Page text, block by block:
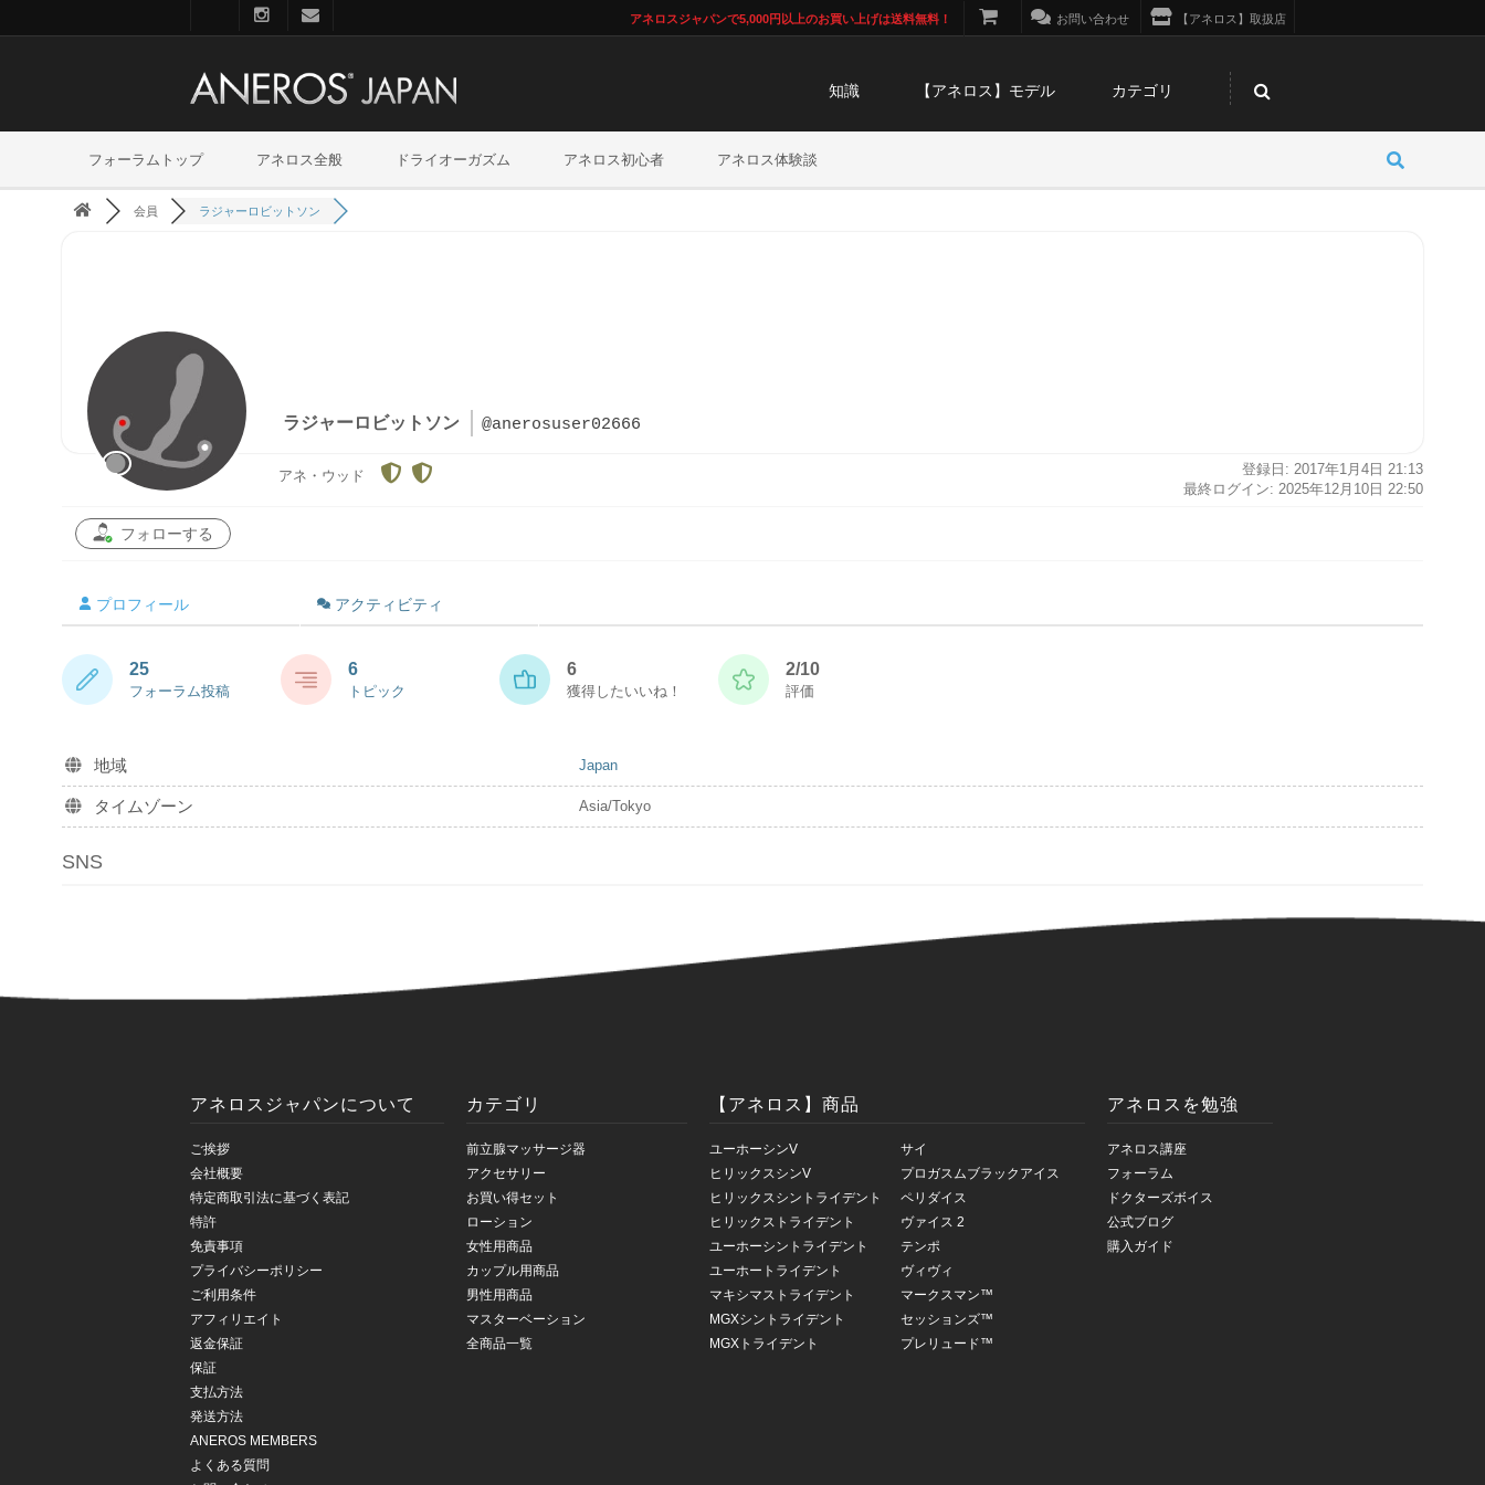
アネロスジャパンで5,000円以上のお買い上げは送料無料！ お問い合わせ 【アネロス】取扱店
知識 【アネロス】モデル カテゴリ
フォーラムトップ アネロス全般 ドライオーガズム アネロス初心者 アネロス体験談
会員 ラジャーロビットソン
ラジャーロビットソン @anerosuser02666
アネ・ウッド
登録日: 2017年1月4日 21:13
最終ログイン: 2025年12月10日 22:50
フォローする
プロフィール アクティビティ
25
フォーラム投稿
6
トピック
6
獲得したいいね！
2/10
評価
地域 Japan
タイムゾーン Asia/Tokyo
SNS
アネロスジャパンについて
ご挨拶
会社概要
特定商取引法に基づく表記
特許
免責事項
プライバシーポリシー
ご利用条件
アフィリエイト
返金保証
保証
支払方法
発送方法
ANEROS MEMBERS
よくある質問
カテゴリ
前立腺マッサージ器
アクセサリー
お買い得セット
ローション
女性用商品
カップル用商品
男性用商品
マスターベーション
全商品一覧
【アネロス】商品
ユーホーシンV
ヒリックスシンV
ヒリックスシントライデント
ヒリックストライデント
ユーホーシントライデント
ユーホートライデント
マキシマストライデント
MGXシントライデント
MGXトライデント
サイ
プロガスムブラックアイス
ペリダイス
ヴァイス 2
テンポ
ヴィヴィ
マークスマン™
セッションズ™
プレリュード™
アネロスを勉強
アネロス講座
フォーラム
ドクターズボイス
公式ブログ
購入ガイド